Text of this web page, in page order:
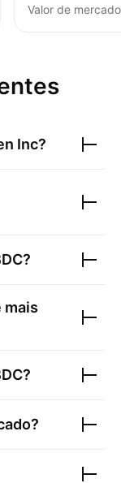
Valor de mercado
Inc?
?
mais
?